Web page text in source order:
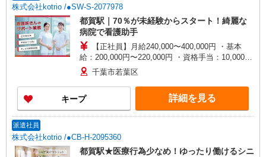
株式会社kotrio /●SW-S-2077978
都賀駅｜70％が未経験からスタート！綺麗な
病院で看護助手
【正社員】月給240,000〜400,000円 ・基本
給：200,000円〜220,000円 ・資格手当：10,000〜
30,000円 ・役職手当：10,000〜70,000円 ・処遇改
善手当：20,000〜60,000円（勤続年数、保有資格
により変動） ・固定残業手当：20,000円（10時
間） ※固定残業時間を超過する場合には超過勤務
手当として別途支給 ・夜勤手当：10,000円/1回
歓迎 ・認知症介護基礎研修 ・初任者研修 ・実務
者研修 ・介護福祉士 など
千葉市若葉区
キープ 詳細を見る
派遣社員
株式会社kotrio /●CB-H-2095360
都賀駅★医療行為少なめ！ゆったり働けるシニ